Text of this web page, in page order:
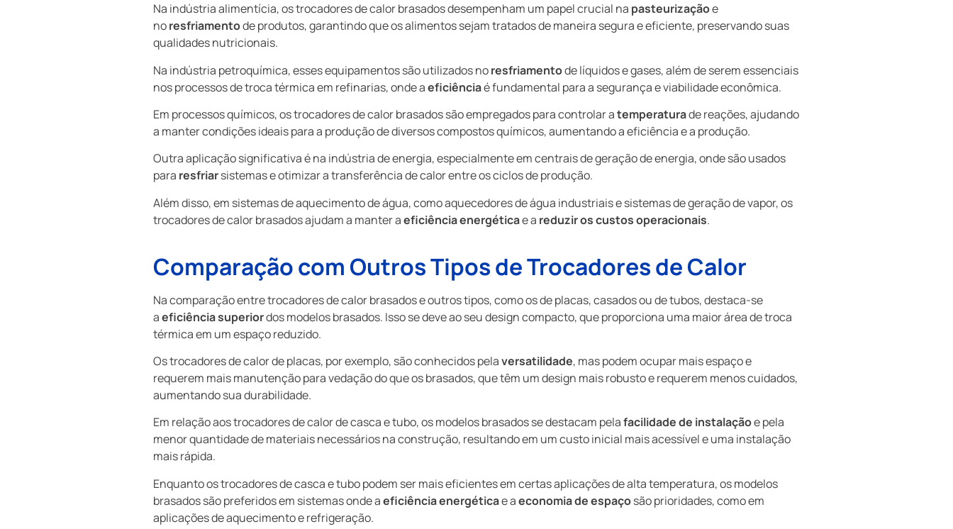
Na indústria alimentícia, os trocadores de calor brasados desempenham um papel crucial na pasteurizaçãoe
noresfriamentode produtos, garantindo que os alimentos sejam tratados de maneira segura e eficiente, preservando suas
qualidades nutricionais.
Na indústria petroquímica, esses equipamentos são utilizados noresfriamentode líquidos e gases, além de serem essenciais
nos processos de troca térmica em refinarias, onde aeficiênciaé fundamental para a segurança e viabilidade econômica.
Em processos químicos, os trocadores de calor brasados são empregados para controlar atemperaturade reações, ajudando
a manter condições ideais para a produção de diversos compostos químicos, aumentando a eficiência e a produção.
Outra aplicação significativa é na indústria de energia, especialmente em centrais de geração de energia, onde são usados
para resfriarsistemas e otimizar a transferência de calor entre os ciclos de produção.
Além disso, em sistemas de aquecimento de água, como aquecedores de água industriais e sistemas de geração de vapor, os
trocadores de calor brasados ajudam a manter aeficiência energéticae a reduzir os custos operacionais.
Comparação com Outros Tipos de Trocadores de Calor
Na comparação entre trocadores de calor brasados e outros tipos, como os de placas, casados ou de tubos, destaca-se
aeficiência superiordos modelos brasados. Isso se deve ao seu design compacto, que proporciona uma maior área de troca
térmica em um espaço reduzido.
Os trocadores de calor de placas, por exemplo, são conhecidos pelaversatilidade, mas podem ocupar mais espaço e
requerem mais manutenção para vedação do que os brasados, que têm um design mais robusto e requerem menos cuidados,
aumentando sua durabilidade.
Em relação aos trocadores de calor de casca e tubo, os modelos brasados se destacam pelafacilidade de instalaçãoe pela
menor quantidade de materiais necessários na construção, resultando em um custo inicial mais acessível e uma instalação
mais rápida.
Enquanto os trocadores de casca e tubo podem ser mais eficientes em certas aplicações de alta temperatura, os modelos
brasados são preferidos em sistemas onde aeficiência energéticae aeconomia de espaçosão prioridades, como em
aplicações de aquecimento e refrigeração.